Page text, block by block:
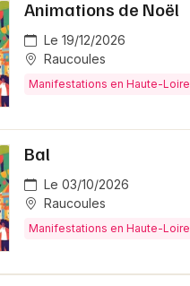
Animations de Noël
Le 19/12/2026
Raucoules
Manifestations en Haute-Loire
Bal
Le 03/10/2026
Raucoules
Manifestations en Haute-Loire